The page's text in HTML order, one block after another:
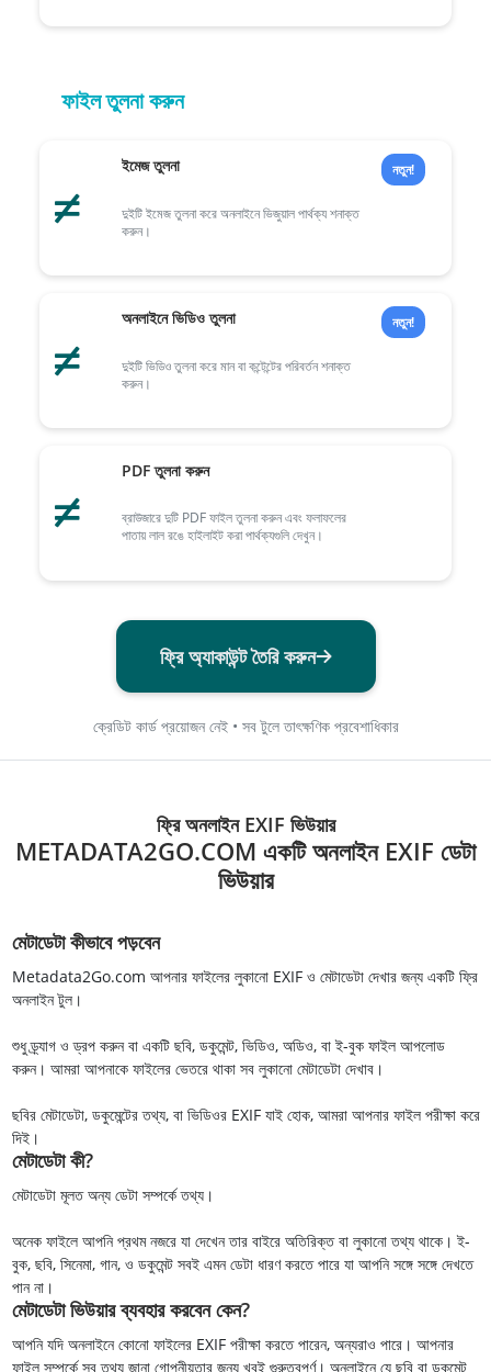
ফাইল তুলনা করুন
ইমেজ তুলনা
দুইটি ইমেজ তুলনা করে অনলাইনে ভিজুয়াল পার্থক্য শনাক্ত
করুন।
নতুন!
অনলাইনে ভিডিও তুলনা
দুইটি ভিডিও তুলনা করে মান বা কন্টেন্টের পরিবর্তন শনাক্ত
করুন।
নতুন!
PDF তুলনা করুন
ব্রাউজারে দুটি PDF ফাইল তুলনা করুন এবং ফলাফলের
পাতায় লাল রঙে হাইলাইট করা পার্থক্যগুলি দেখুন।
ফ্রি অ্যাকাউন্ট তৈরি করুন
ক্রেডিট কার্ড প্রয়োজন নেই • সব টুলে তাৎক্ষণিক প্রবেশাধিকার
ফ্রি অনলাইন EXIF ভিউয়ার
METADATA2GO.COM একটি অনলাইন EXIF ডেটা
ভিউয়ার
মেটাডেটা কীভাবে পড়বেন
Metadata2Go.com আপনার ফাইলের লুকানো EXIF ও মেটাডেটা দেখার জন্য একটি ফ্রি
অনলাইন টুল।
শুধু ড্র্যাগ ও ড্রপ করুন বা একটি ছবি, ডকুমেন্ট, ভিডিও, অডিও, বা ই-বুক ফাইল আপলোড
করুন। আমরা আপনাকে ফাইলের ভেতরে থাকা সব লুকানো মেটাডেটা দেখাব।
ছবির মেটাডেটা, ডকুমেন্টের তথ্য, বা ভিডিওর EXIF যাই হোক, আমরা আপনার ফাইল পরীক্ষা করে
দিই।
মেটাডেটা কী?
মেটাডেটা মূলত অন্য ডেটা সম্পর্কে তথ্য।
অনেক ফাইলে আপনি প্রথম নজরে যা দেখেন তার বাইরে অতিরিক্ত বা লুকানো তথ্য থাকে। ই-
বুক, ছবি, সিনেমা, গান, ও ডকুমেন্ট সবই এমন ডেটা ধারণ করতে পারে যা আপনি সঙ্গে সঙ্গে দেখতে
পান না।
মেটাডেটা ভিউয়ার ব্যবহার করবেন কেন?
আপনি যদি অনলাইনে কোনো ফাইলের EXIF পরীক্ষা করতে পারেন, অন্যরাও পারে। আপনার
ফাইল সম্পর্কে সব তথ্য জানা গোপনীয়তার জন্য খুবই গুরুত্বপূর্ণ। অনলাইনে যে ছবি বা ডকুমেন্ট